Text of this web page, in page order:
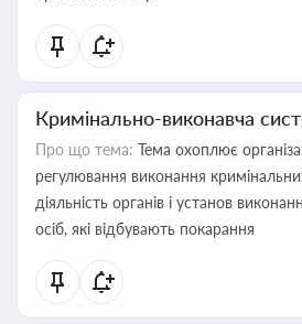
Кримінально-виконавча
Про що тема: Тема охоплює
регулювання виконання
діяльність органів і установ
осіб, які відбувають покарання